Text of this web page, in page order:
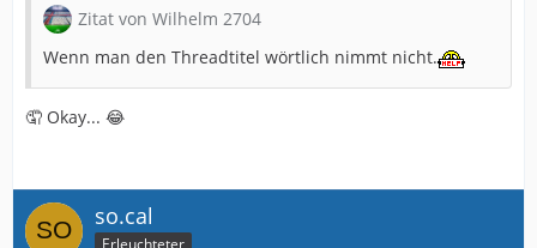
Zitat von Wilhelm 2704
Wenn man den Threadtitel wörtlich nimmt nicht.
🤦 Okay... 😂
so.cal
Erleuchteter